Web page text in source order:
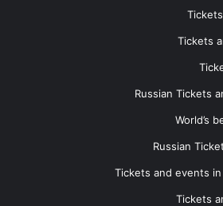
Tickets
Russian Tickets
World’s
Russian
Tickets and events
Tickets